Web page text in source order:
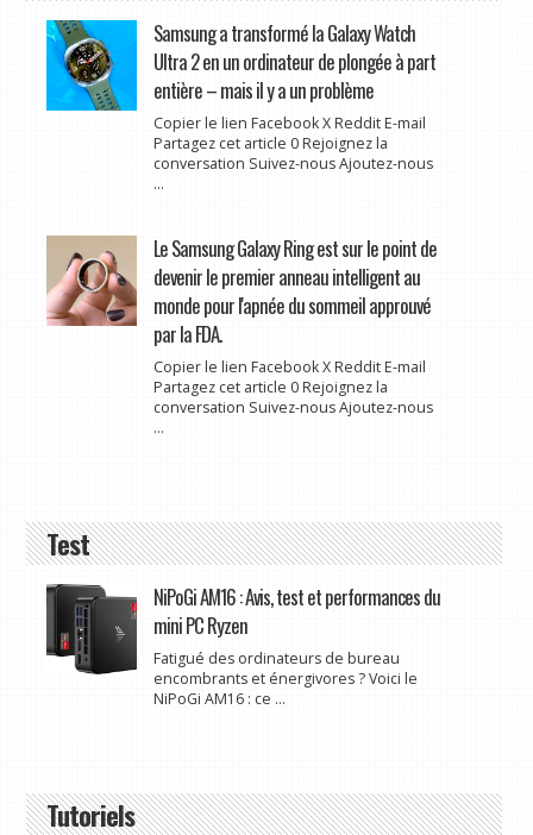
Samsung a transformé la Galaxy Watch
Ultra 2 en un ordinateur de plongée à part
entière – mais il y a un problème
Copier le lien Facebook X Reddit E-mail
Partagez cet article 0 Rejoignez la
conversation Suivez-nous Ajoutez-nous
...
Le Samsung Galaxy Ring est sur le point de
devenir le premier anneau intelligent au
monde pour l'apnée du sommeil approuvé
par la FDA.
Copier le lien Facebook X Reddit E-mail
Partagez cet article 0 Rejoignez la
conversation Suivez-nous Ajoutez-nous
...
Test
NiPoGi AM16 : Avis, test et performances du
mini PC Ryzen
Fatigué des ordinateurs de bureau
encombrants et énergivores ? Voici le
NiPoGi AM16 : ce ...
Tutoriels